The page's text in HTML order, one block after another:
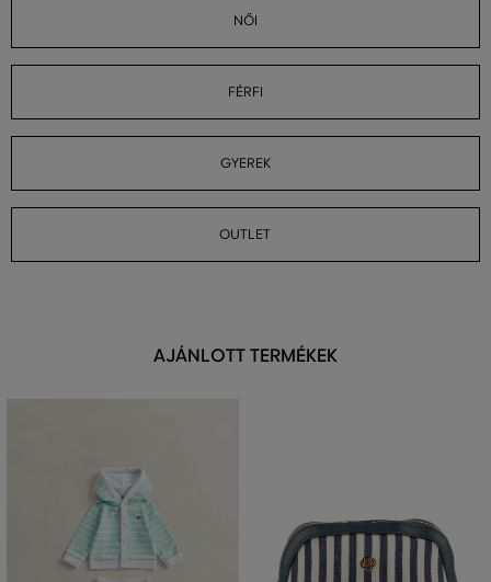
NŐI
FÉRFI
GYEREK
OUTLET
AJÁNLOTT TERMÉKEK